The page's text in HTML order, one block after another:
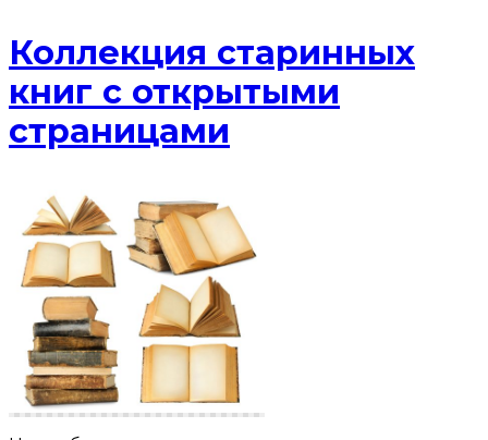
Коллекция старинных
книг с открытыми
страницами